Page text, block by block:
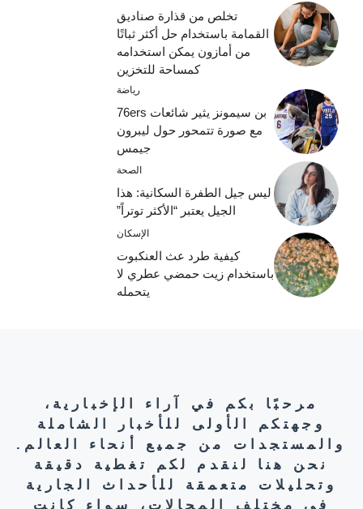
تخلص من قذارة صناديق
القمامة باستخدام حل أكثر ثباتًا
من أمازون يمكن استخدامه
كمساحة للتخزين
رياضة
بن سيمونز يثير شائعات 76ers
مع صورة تتمحور حول ليبرون
جيمس
الصحة
ليس جيل الطفرة السكانية: هذا
الجيل يعتبر “الأكثر توتراً”
الإسكان
كيفية طرد عث العنكبوت
باستخدام زيت حمضي عطري لا
يتحمله
مرحبًا بكم في آراء الإخبارية،
وجهتكم الأولى للأخبار الشاملة
والمستجدات من جميع أنحاء العالم.
نحن هنا لنقدم لكم تغطية دقيقة
وتحليلات متعمقة للأحداث الجارية
في مختلف المجالات، سواء كانت